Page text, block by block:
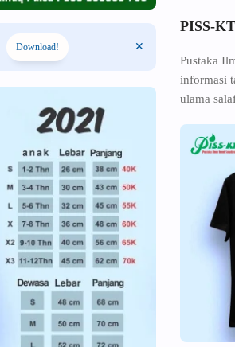
Download!
PISS-
Pustaka
informasi
ulama